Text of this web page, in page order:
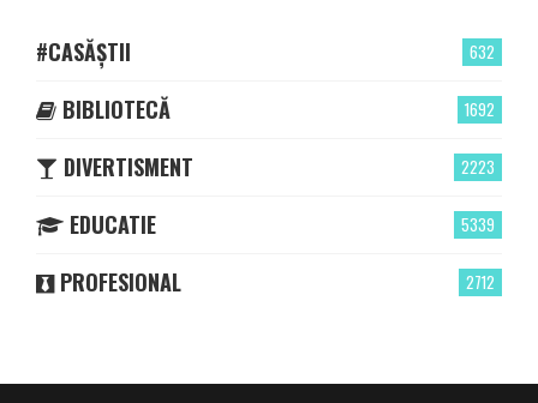
632
#CASĂȘTII
1692
BIBLIOTECĂ
2223
DIVERTISMENT
5339
EDUCATIE
2712
PROFESIONAL